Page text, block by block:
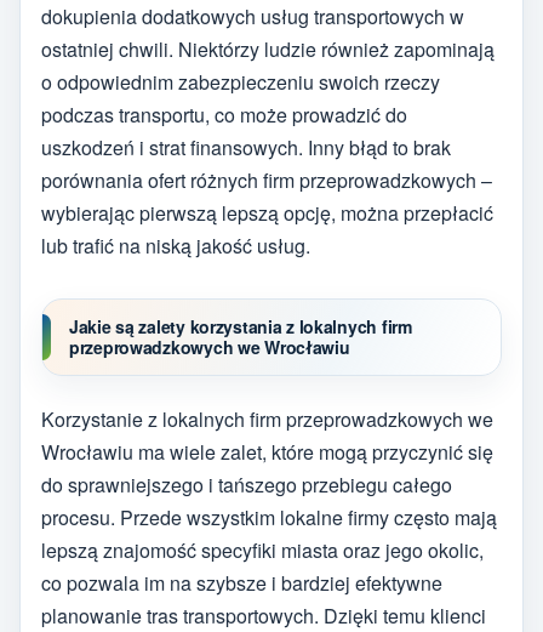
dokupienia dodatkowych usług transportowych w
ostatniej chwili. Niektórzy ludzie również zapominają
o odpowiednim zabezpieczeniu swoich rzeczy
podczas transportu, co może prowadzić do
uszkodzeń i strat finansowych. Inny błąd to brak
porównania ofert różnych firm przeprowadzkowych –
wybierając pierwszą lepszą opcję, można przepłacić
lub trafić na niską jakość usług.
Jakie są zalety korzystania z lokalnych firm
przeprowadzkowych we Wrocławiu
Korzystanie z lokalnych firm przeprowadzkowych we
Wrocławiu ma wiele zalet, które mogą przyczynić się
do sprawniejszego i tańszego przebiegu całego
procesu. Przede wszystkim lokalne firmy często mają
lepszą znajomość specyfiki miasta oraz jego okolic,
co pozwala im na szybsze i bardziej efektywne
planowanie tras transportowych. Dzięki temu klienci